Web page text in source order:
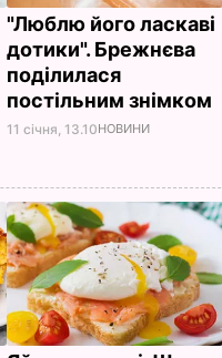
"Люблю його ласкаві
дотики". Брежнєва
поділилася
постільним знімком
11 січня, 13.10НОВИНИ